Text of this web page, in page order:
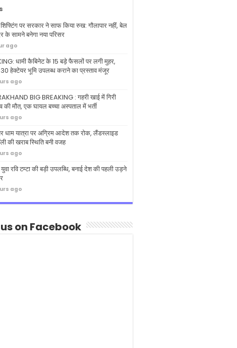
शिफ्टिंग पर सरकार ने साफ किया रुख: गौलापार नहीं, बेल
के सामने बनेगा नया परिसर
ago
धामी कैबिनेट के 15 बड़े फैसलों पर लगी मुहर,
30 हेक्टेयर भूमि उपलब्ध कराने का प्रस्ताव मंजूर
ago
BIG BREAKING : गहरी खाई में गिरी
की मौत, एक घायल बच्चा अस्पताल में भर्ती
ago
धाम यात्रा पर अग्रिम आदेश तक रोक, लैंडस्लाइड
की खराब स्थिति बनी वजह
ago
रवि टम्टा की बड़ी उपलब्धि, बनाई देश की पहली उड़ने
ago
on Facebook